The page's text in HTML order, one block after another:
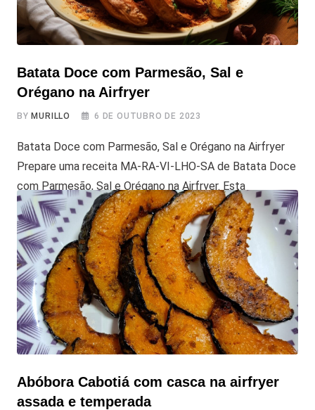
Batata Doce com Parmesão, Sal e
Orégano na Airfryer
BYMURILLO 6 DE OUTUBRO DE 2023
Batata Doce com Parmesão, Sal e Orégano na Airfryer
Prepare uma receita MA-RA-VI-LHO-SA de Batata Doce
com Parmesão, Sal e Orégano na Airfryer. Esta
combinação simples de ingredientes que geralmente
temos em casa, pode oferece um sabor surpreendente
e é muito fácil de fazer na Airfryer. Uma opção deliciosa
para petiscos ou acompanhamentos rápidos e
Abóbora Cabotiá com casca na airfryer
assada e temperada